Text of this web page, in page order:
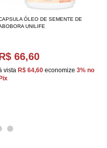
ÓLEO DE SEMENTE DE
UNILIFE
66,60
vista R$ 64,60 economize 3% no
Pix